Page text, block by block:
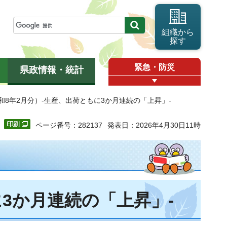
組織から
探す
県政情報・統計 緊急・防災
8年2月分）-生産、出荷ともに3か月連続の「上昇」-
ページ番号：282137 発表日：2026年4月30日11時
か月連続の「上昇」-